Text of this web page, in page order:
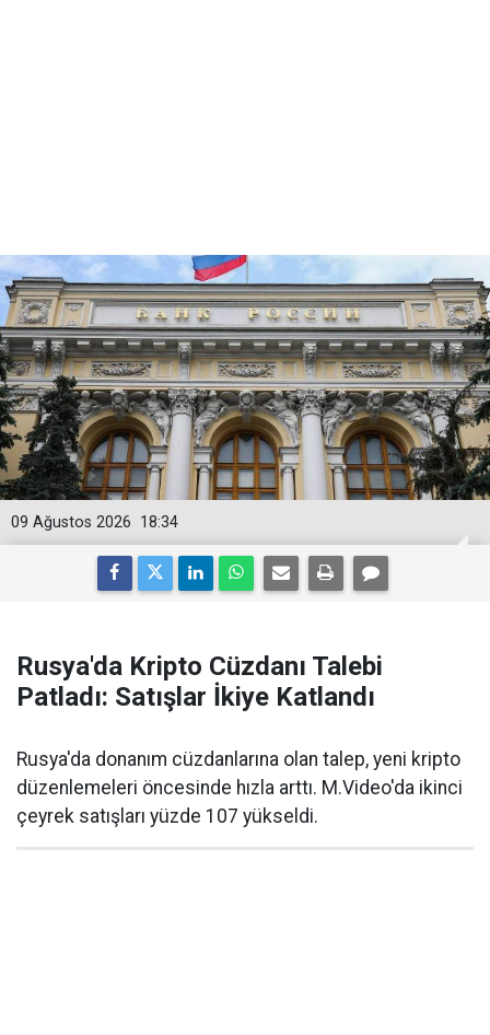
18:34
09 Ağustos 2026
Rusya'da Kripto Cüzdanı Talebi
Patladı: Satışlar İkiye Katlandı
Rusya'da donanım cüzdanlarına olan talep, yeni kripto
düzenlemeleri öncesinde hızla arttı. M.Video'da ikinci
çeyrek satışları yüzde 107 yükseldi.